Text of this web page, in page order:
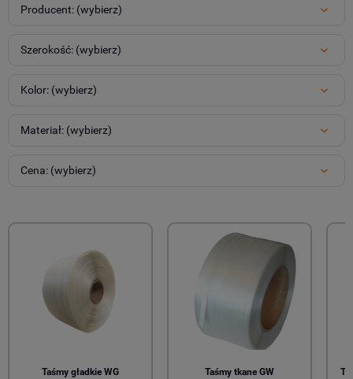
Producent: (wybierz)
Szerokość: (wybierz)
Kolor: (wybierz)
Materiał: (wybierz)
Cena: (wybierz)
Taśmy gładkie WG Taśmy tkane GW